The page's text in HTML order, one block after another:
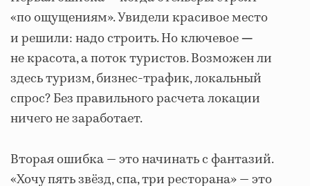
«по ощущениям». Увидели красивое место
и решили: надо строить. Но ключевое —
не красота, а поток туристов. Возможен ли
здесь туризм, бизнес-трафик, локальный
спрос? Без правильного расчета локации
ничего не заработает.
Вторая ошибка — это начинать с фантазий.
«Хочу пять звёзд, спа, три ресторана» — это